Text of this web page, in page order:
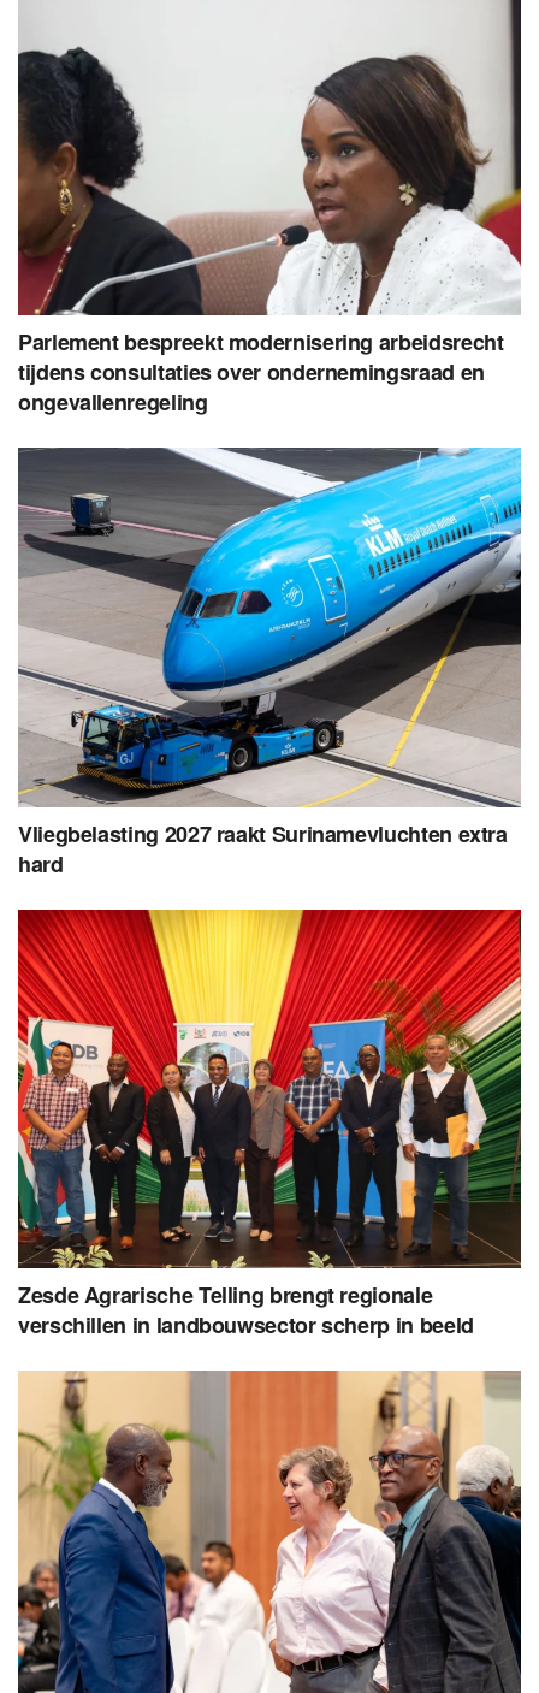
Parlement bespreekt modernisering arbeidsrecht
tijdens consultaties over ondernemingsraad en
ongevallenregeling
Vliegbelasting 2027 raakt Surinamevluchten extra
hard
Zesde Agrarische Telling brengt regionale
verschillen in landbouwsector scherp in beeld